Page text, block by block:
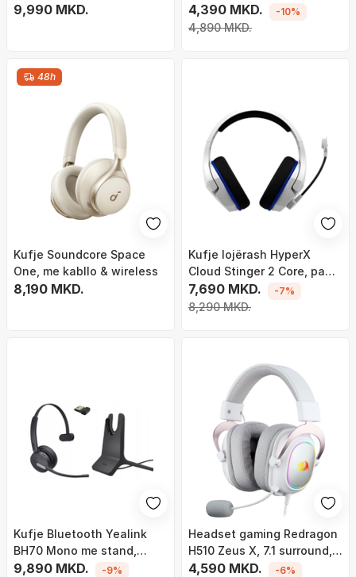
zeza
9,990 MKD.
ANC, ANC, 100h bateri, të
bardha
4,390 MKD.
4,890 MKD.
-10%
48h
Kufje Soundcore Space
One, me kabllo & wireless
8,190 MKD.
Kufje lojërash HyperX
Cloud Stinger 2 Core, pa
tela, 2.4 GHz, të bardha
7,690 MKD.
8,290 MKD.
-7%
Kufje Bluetooth Yealink
BH70 Mono me stand,
Teams, USB-C A, të zeza
9,890 MKD. -9%
Headset gaming Redragon
H510 Zeus X, 7.1 surround,
me mikrofon fleksibël, RGB
4,590 MKD. -6%